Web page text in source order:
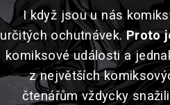
I když jsou u nás
určitých ochutnávek. Proto
komiksové události a
z největších
čtenářům vždycky